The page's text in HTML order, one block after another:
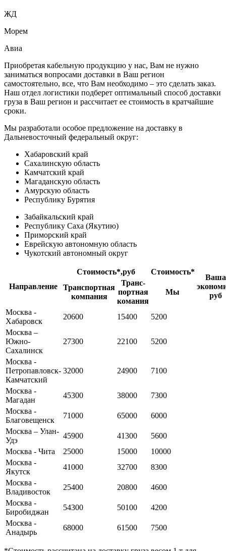
ЖД
Морем
Авиа
Приобретая кабельную продукцию у нас, Вам не нужно
заниматься вопросами доставки в Ваш регион
самостоятельно, все, что Вам необходимо – это сделать заказ.
Наш отдел логистики подберет оптимальный способ доставки
груза в Ваш регион и рассчитает ее стоимость в кратчайшие
сроки.
Мы разработали особое предложение на доставку в
Дальневосточный федеральный округ:
Хабаровский край
Сахалинскую область
Камчатский край
Магаданскую область
Амурскую область
Республику Бурятия
Забайкальский край
Республику Саха (Якутию)
Приморский край
Еврейскую автономную область
Чукотский автономный округ
Направление
Стоимость*,руб Стоимость*
Ваша
руб
Транспортная
компания
Транс-
портная
комания
Мы
Москва -
Хабаровск
20600 15400
5200
Москва –
Южно-
Сахалинск
27300 22100 5200
Москва -
Петропавловск-
Камчатский
32000 24900 7100
Москва -
Магадан
45300 38000
7300
Москва -
Благовещенск
71000 65000
6000
Москва – Улан-
Удэ
45900 41300
5600
Москва - Чита
25000 15000
10000
Москва -
Якутск
41000 32700
8300
Москва -
Владивосток
25400 20800
4600
Москва -
Биробиджан
54300 50100
4200
Москва -
Анадырь
68000 61500 7500